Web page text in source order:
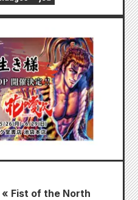
Fist of the North